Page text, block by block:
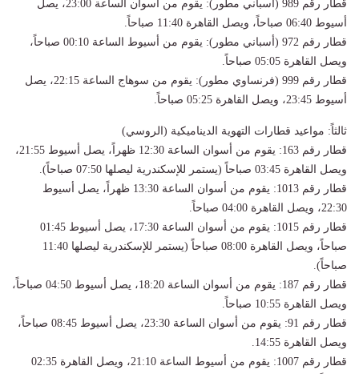
قطار رقم 989 (أسباني مطور): يقوم من أسوان الساعة 23:00، يصل
أسيوط 06:40 صباحاً، ويصل القاهرة 11:40 صباحاً.
قطار رقم 972 (أسباني مطور): يقوم من أسيوط الساعة 00:10 صباحاً،
ويصل القاهرة 05:05 صباحاً.
قطار رقم 999 (فرنساوي مطور): يقوم من سوهاج الساعة 22:15، يصل
أسيوط 23:45، ويصل القاهرة 05:25 صباحاً.
ثالثاً: مواعيد قطارات التهوية الديناميكية (الروسي)
قطار رقم 163: يقوم من أسوان الساعة 12:30 ظهراً، يصل أسيوط 21:55،
ويصل القاهرة 03:45 صباحاً (يستمر للإسكندرية ليصلها 07:50 صباحاً).
قطار رقم 1013: يقوم من أسوان الساعة 13:30 ظهراً، يصل أسيوط
22:30، ويصل القاهرة 04:00 صباحاً.
قطار رقم 1015: يقوم من أسوان الساعة 17:30، يصل أسيوط 01:45
صباحاً، ويصل القاهرة 08:00 صباحاً (يستمر للإسكندرية ليصلها 11:40
صباحاً).
قطار رقم 187: يقوم من أسوان الساعة 18:20، يصل أسيوط 04:50 صباحاً،
ويصل القاهرة 10:55 صباحاً.
قطار رقم 91: يقوم من أسوان الساعة 23:30، يصل أسيوط 08:45 صباحاً،
ويصل القاهرة 14:55.
قطار رقم 1007: يقوم من أسيوط الساعة 21:10، ويصل القاهرة 02:35